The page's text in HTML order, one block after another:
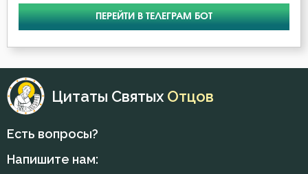
ПЕРЕЙТИ В ТЕЛЕГРАМ БОТ
Цитаты Святых Отцов
Есть вопросы?
Напишите нам: